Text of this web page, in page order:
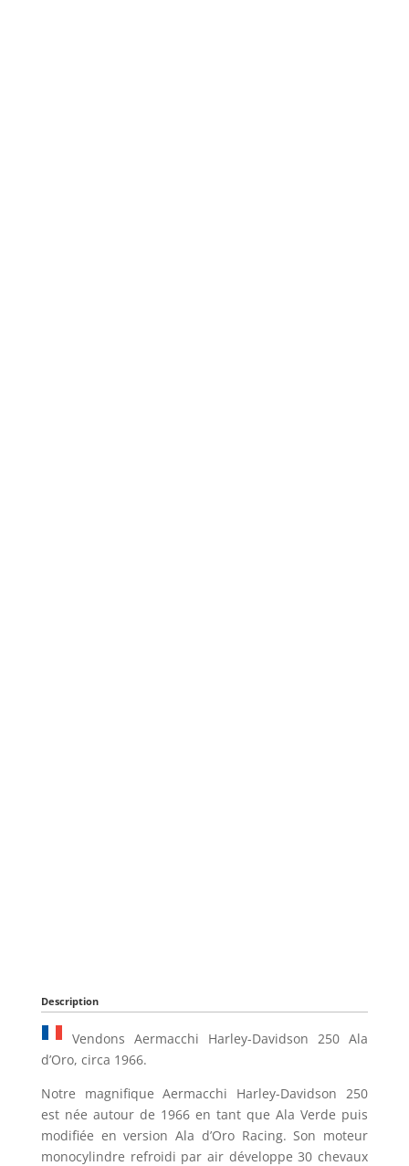
Description
Vendons Aermacchi Harley-Davidson 250 Ala
d’Oro, circa 1966.
Notre magnifique Aermacchi Harley-Davidson 250
est née autour de 1966 en tant que Ala Verde puis
modifiée en version Ala d’Oro Racing. Son moteur
monocylindre refroidi par air développe 30 chevaux